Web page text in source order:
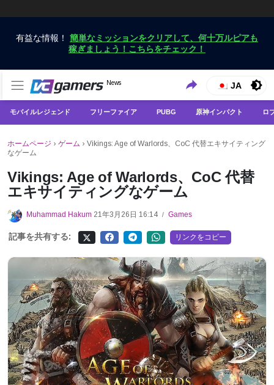
有益な情報！ 簡単なミッションをクリアして、何十万ルピアも
稼ぎましょう！こちらをチェック！
VCGamers ニュース
News
VCGamersだけで最新のゲームニュースを入手
JA
モバイルレジェンド フリーファイア PUBG 原神インパクト ロ
ホームページ › ゲーム › Vikings: Age of Warlords、CoC 代替エキサイティング
なゲーム
Vikings: Age of Warlords、CoC 代替
エキサイティングなゲーム
Muhammad Hakum 21年3月26日 16:14 / Games
記事を共有する: リンクをコピー